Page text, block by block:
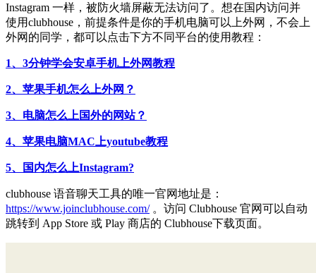
Instagram 一样，被防火墙屏蔽无法访问了。想在国内访问并
使用clubhouse，前提条件是你的手机电脑可以上外网，不会上
外网的同学，都可以点击下方不同平台的使用教程：
1、3分钟学会安卓手机上外网教程
2、苹果手机怎么上外网？
3、电脑怎么上国外的网站？
4、苹果电脑MAC上youtube教程
5、国内怎么上Instagram?
clubhouse 语音聊天工具的唯一官网地址是：
https://www.joinclubhouse.com/。访问 Clubhouse 官网可以自动
跳转到 App Store 或 Play 商店的 Clubhouse下载页面。